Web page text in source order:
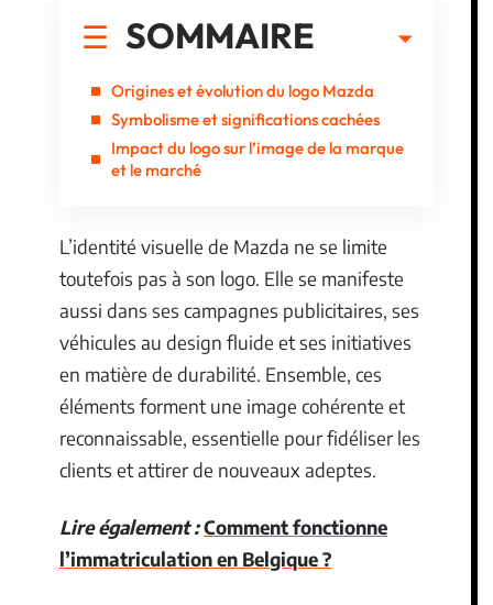
SOMMAIRE
Origines et évolution du logo Mazda
Symbolisme et significations cachées
Impact du logo sur l’image de la marque
et le marché
L’identité visuelle de Mazda ne se limite
toutefois pas à son logo. Elle se manifeste
aussi dans ses campagnes publicitaires, ses
véhicules au design fluide et ses initiatives
en matière de durabilité. Ensemble, ces
éléments forment une image cohérente et
reconnaissable, essentielle pour fidéliser les
clients et attirer de nouveaux adeptes.
Lire également :Comment fonctionne
l’immatriculation en Belgique ?